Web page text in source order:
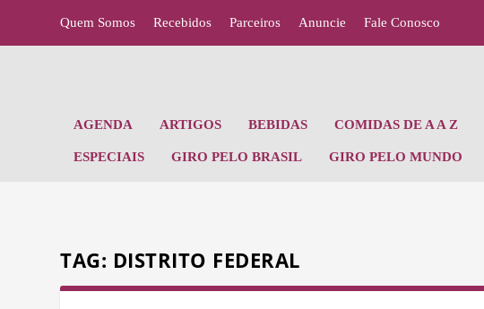
Quem Somos Recebidos Parceiros Anuncie Fale Conosco
AGENDA ARTIGOS BEBIDAS COMIDAS DE A A Z
ESPECIAIS GIRO PELO BRASIL GIRO PELO MUNDO
TAG: DISTRITO FEDERAL